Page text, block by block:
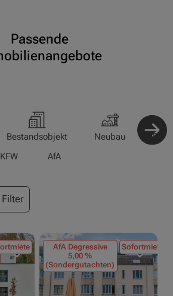
Passende
Bestandsobjekt Neubau
KFW
AfA
AfA Degressive
5,00 %
(Sondergutachten)
Sofortmiete